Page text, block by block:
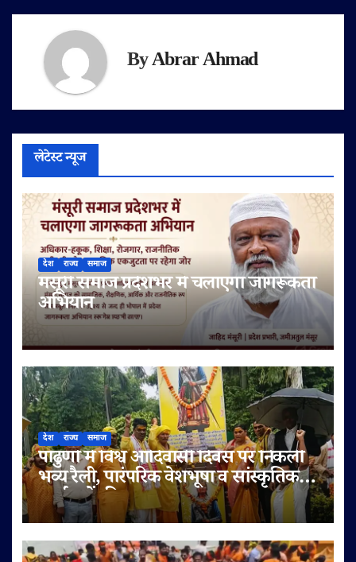
ByAbrar Ahmad
लेटेस्ट न्यूज
देश राज्य समाज
मंसूरी समाज प्रदेशभर में चलाएगा जागरूकता
अभियान
देश राज्य समाज
पांढुर्णा में विश्व आदिवासी दिवस पर निकली
भव्य रैली, पारंपरिक वेशभूषा व सांस्कृतिक
कार्यक्रमों की धूम